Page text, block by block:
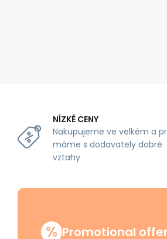
NÍZKÉ CENY
Nakupujeme ve velkém a
máme s dodavately dobré
vztahy
% Promotional